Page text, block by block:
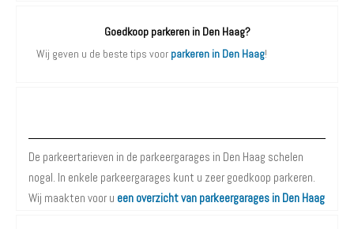
Goedkoop parkeren in Den Haag?
Wij geven u de beste tips voor parkeren in Den Haag!
De parkeertarieven in de parkeergarages in Den Haag schelen
nogal. In enkele parkeergarages kunt u zeer goedkoop parkeren.
Wij maakten voor u een overzicht van parkeergarages in Den Haag